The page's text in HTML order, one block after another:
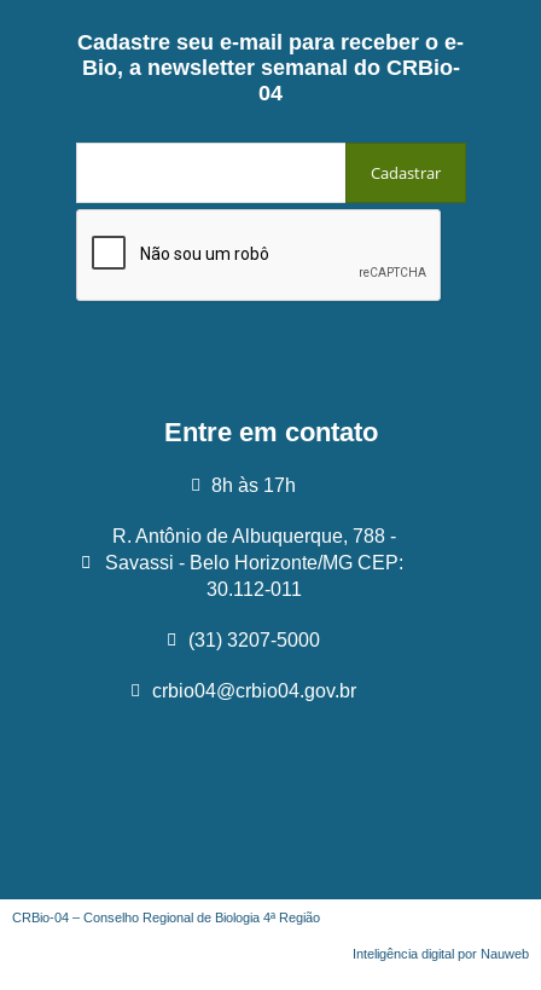
Cadastre seu e-mail para receber o e-
Bio, a newsletter semanal do CRBio-
04
Entre em contato
8h às 17h
R. Antônio de Albuquerque, 788 -
Savassi - Belo Horizonte/MG CEP:
30.112-011
(31) 3207-5000
crbio04@crbio04.gov.br
CRBio-04 – Conselho Regional de Biologia 4ª Região
Inteligência digital por Nauweb